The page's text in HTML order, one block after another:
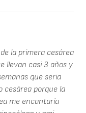
la primera cesárea
llevan casi 3 años y
que seria
cesárea porque la
me encantaría